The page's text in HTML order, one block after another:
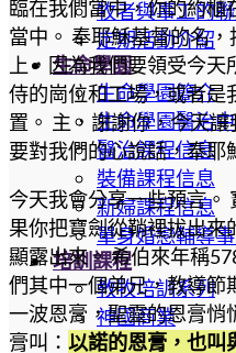
牧者與事工的
定期活動介紹
生命學園
生命學園簡介
生命學園醫治
醫治課程信息
裝備課程信息
新婦課程信息
單身婚戀輔導
培訓課程
教牧培訓系列
神國商業
初信造就
臨在我們當中，你的約櫃
當中。 奉耶穌基督的名
上，因為我們要領受今
侍的崗位和工場，或者是
置。 主，謝謝你，今天
要對我們的心說話，奉耶
今天我會分享一些預言。
果你把寶劍從鞘裡拔出來
顯露出來。 希伯來年稱
們其中一個弟兄，教導節
一波恩膏，聖靈的恩膏悄
膏叫： 以諾的恩膏，也叫